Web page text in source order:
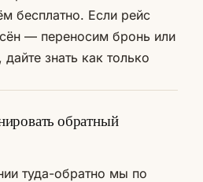
бесплатно. Если рейс
— переносим бронь или
знать как только
обратный
туда-обратно мы по